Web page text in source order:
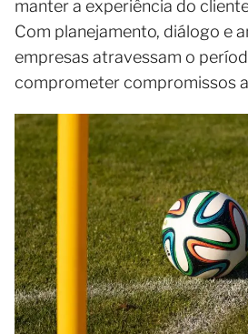
manter a experiência do
Com planejamento, diálogo e
empresas atravessam o
comprometer compromissos